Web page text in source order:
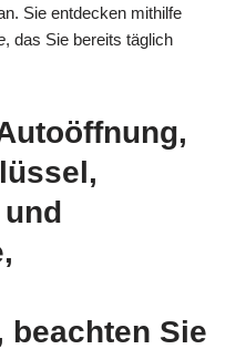
Sie entdecken mithilfe
, das Sie bereits täglich
beachten Sie